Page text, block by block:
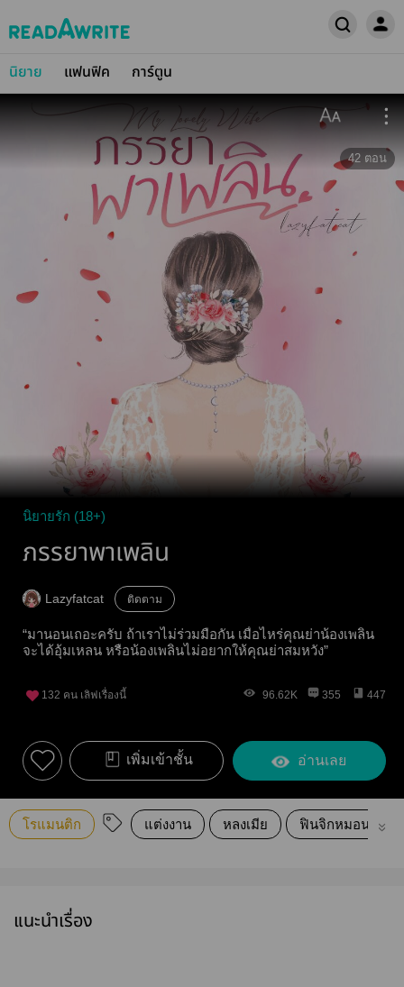
นิยาย แฟนฟิค การ์ตูน
42 ตอน
นิยายรัก (18+)
ภรรยาพาเพลิน
Lazyfatcat ติดตาม
“มานอนเถอะครับ ถ้าเราไม่ร่วมมือกัน เมื่อไหร่คุณย่าน้องเพลิน
จะได้อุ้มเหลน หรือน้องเพลินไม่อยากให้คุณย่าสมหวัง”
132 คน เลิฟเรื่องนี้ 96.62K 355 447
เพิ่มเข้าชั้น อ่านเลย
โรแมนติก แต่งงาน หลงเมีย ฟินจิกหมอน
แนะนำเรื่อง